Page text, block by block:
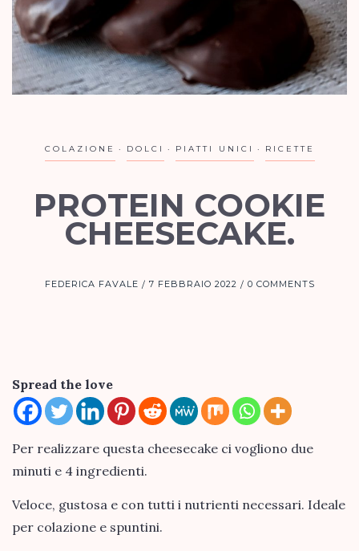
COLAZIONE DOLCI PIATTI UNICI RICETTE
PROTEIN COOKIE
CHEESECAKE.
FEDERICA FAVALE 7 FEBBRAIO 2022 0 COMMENTS
Spread the love
Per realizzare questa cheesecake ci vogliono due
minuti e 4 ingredienti.
Veloce, gustosa e con tutti i nutrienti necessari. Ideale
per colazione e spuntini.